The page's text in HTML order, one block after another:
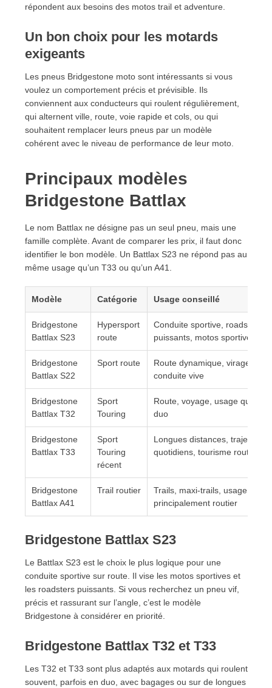
répondent aux besoins des motos trail et adventure.
Un bon choix pour les motards
exigeants
Les pneus Bridgestone moto sont intéressants si vous
voulez un comportement précis et prévisible. Ils
conviennent aux conducteurs qui roulent régulièrement,
qui alternent ville, route, voie rapide et cols, ou qui
souhaitent remplacer leurs pneus par un modèle
cohérent avec le niveau de performance de leur moto.
Principaux modèles
Bridgestone Battlax
Le nom Battlax ne désigne pas un seul pneu, mais une
famille complète. Avant de comparer les prix, il faut donc
identifier le bon modèle. Un Battlax S23 ne répond pas au
même usage qu’un T33 ou qu’un A41.
Modèle Catégorie Usage conseillé
Bridgestone
Battlax S23
Hypersport
route
Conduite sportive, roadsters
puissants, motos sportives
Bridgestone
Battlax S22
Sport route
Route dynamique, virages,
conduite vive
Bridgestone
Battlax T32
Sport
Touring
Route, voyage, usage
duo
Bridgestone
Battlax T33
Sport
Touring
récent
Longues distances, trajets
quotidiens, tourisme routier
Bridgestone
Battlax A41
Trail routier
Trails, maxi-trails, usage
principalement routier
Bridgestone Battlax S23
Le Battlax S23 est le choix le plus logique pour une
conduite sportive sur route. Il vise les motos sportives et
les roadsters puissants. Si vous recherchez un pneu vif,
précis et rassurant sur l’angle, c’est le modèle
Bridgestone à considérer en priorité.
Bridgestone Battlax T32 et T33
Les T32 et T33 sont plus adaptés aux motards qui roulent
souvent, parfois en duo, avec bagages ou sur de longues